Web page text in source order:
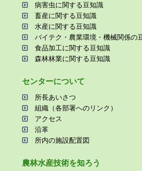
病害⾍に関する⾖知識
畜産に関する⾖知識
⽔産に関する⾖知識
バイテク・農業環境・機械関係の
⾷品加⼯に関する⾖知識
森林林業に関する⾖知識
センターについて
所⻑あいさつ
組織（各部署へのリンク）
アクセス
沿⾰
所内の施設配置図
農林⽔産技術を知ろう